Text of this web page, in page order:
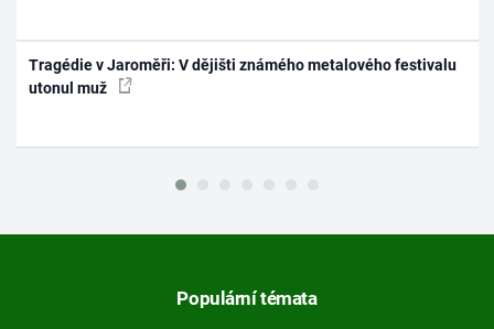
Tragédie v Jaroměři: V dějišti známého metalového festivalu
utonul muž
Populární témata